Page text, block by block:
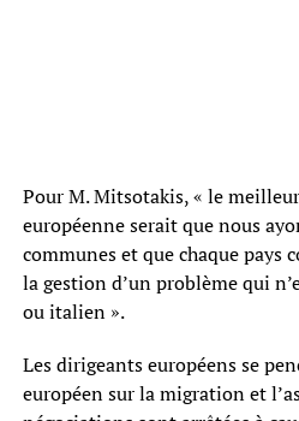
Pour M. Mitsotakis, « le
européenne serait que nous
communes et que chaque pays
la gestion d’un problème qui
ou italien ».
Les dirigeants européens se
européen sur la migration et